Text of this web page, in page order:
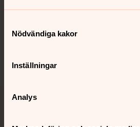
Nödvändiga kakor
Inställningar
Analys
Sociala kanaler